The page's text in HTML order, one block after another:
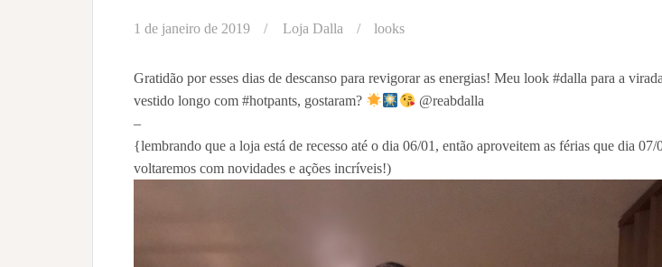
1 de janeiro de 2019 Loja Dalla looks
Gratidão por esses dias de descanso para revigorar as energias! Meu look #dalla para a
vestido longo com #hotpants, gostaram?
@reabdalla⠀⠀⠀⠀
– ⠀⠀⠀⠀
{lembrando que a loja está de recesso até o dia 06/01, então aproveitem as férias que dia 07/
voltaremos com novidades e ações incríveis!)